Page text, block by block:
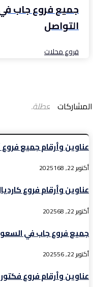
جميع فروع جاب
التواصل
فروع محلات
التعليقات معطلة.
عناوين وأرقام جميع
أكتوبر 22, 2025 168
عناوين وأرقام فروع
أكتوبر 22, 2025 68
جميع فروع جاب في
أكتوبر 22, 2025 56
عناوين وأرقام فروع